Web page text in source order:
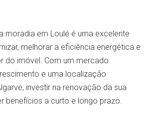
moradia em Loulé é uma excelente
melhorar a eficiência energética e
do imóvel. Com um mercado
e uma localização
investir na renovação da sua
benefícios a curto e longo prazo.